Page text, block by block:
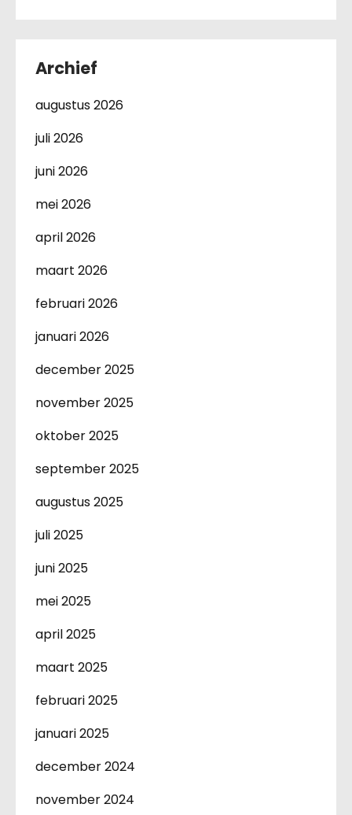
Archief
augustus 2026
juli 2026
juni 2026
mei 2026
april 2026
maart 2026
februari 2026
januari 2026
december 2025
november 2025
oktober 2025
september 2025
augustus 2025
juli 2025
juni 2025
mei 2025
april 2025
maart 2025
februari 2025
januari 2025
december 2024
november 2024